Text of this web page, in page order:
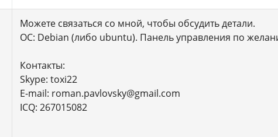
Можете связаться со мной, чтобы обсудить детали.
ОС: Debian (либо ubuntu). Панель управления по
Контакты:
Skype: toxi22
E-mail: roman.pavlovsky@gmail.com
ICQ: 267015082